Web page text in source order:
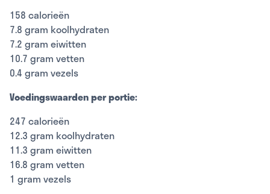
158 calorieën
7.8 gram koolhydraten
7.2 gram eiwitten
10.7 gram vetten
0.4 gram vezels
Voedingswaarden per portie:
247 calorieën
12.3 gram koolhydraten
11.3 gram eiwitten
16.8 gram vetten
1 gram vezels